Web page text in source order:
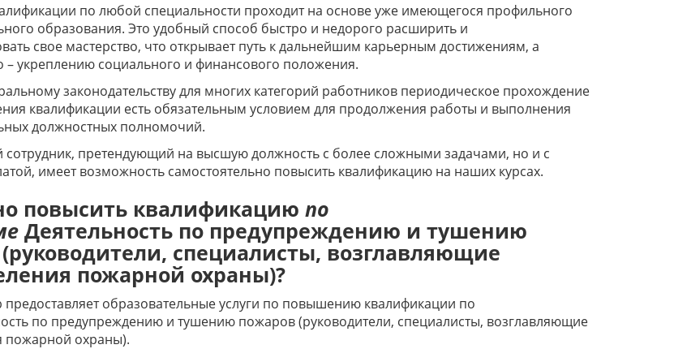
по любой специальности проходит на основе уже имеющегося профильного
образования. Это удобный способ быстро и недорого расширить и
свое мастерство, что открывает путь к дальнейшим карьерным достижениям, а
– укреплению социального и финансового положения.
законодательству для многих категорий работников периодическое прохождение
квалификации есть обязательным условием для продолжения работы и выполнения
должностных полномочий.
сотрудник, претендующий на высшую должность с более сложными задачами, но и с
имеет возможность самостоятельно повысить квалификацию на наших курсах.
повысить квалификацию по
Деятельность по предупреждению и тушению
специалисты, возглавляющие
пожарной охраны)?
образовательные услуги по повышению квалификации по
по предупреждению и тушению пожаров (руководители, специалисты, возглавляющие
пожарной охраны).